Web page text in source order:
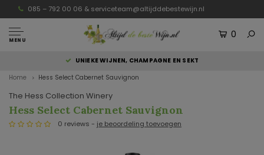
085 – 792 00 06 & serviceteam@altijddebestewijn.nl
MENU
0
UNIEKE WIJNEN, CHAMPAGNE EN SEKT
Home Hess Select Cabernet Sauvignon
The Hess Collection Winery
Hess Select Cabernet Sauvignon
0 reviews - je beoordeling toevoegen